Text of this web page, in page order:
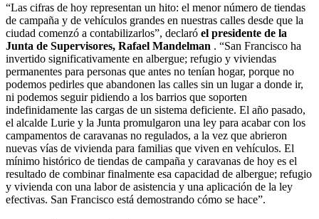
“Las cifras de hoy representan un hito: el menor número de tiendas
de campaña y de vehículos grandes en nuestras calles desde que la
ciudad comenzó a contabilizarlos”, declaró el presidente de la
Junta de Supervisores, Rafael Mandelman . “San Francisco ha
invertido significativamente en albergue; refugio y viviendas
permanentes para personas que antes no tenían hogar, porque no
podemos pedirles que abandonen las calles sin un lugar a donde ir,
ni podemos seguir pidiendo a los barrios que soporten
indefinidamente las cargas de un sistema deficiente. El año pasado,
el alcalde Lurie y la Junta promulgaron una ley para acabar con los
campamentos de caravanas no regulados, a la vez que abrieron
nuevas vías de vivienda para familias que viven en vehículos. El
mínimo histórico de tiendas de campaña y caravanas de hoy es el
resultado de combinar finalmente esa capacidad de albergue; refugio
y vivienda con una labor de asistencia y una aplicación de la ley
efectivas. San Francisco está demostrando cómo se hace”.